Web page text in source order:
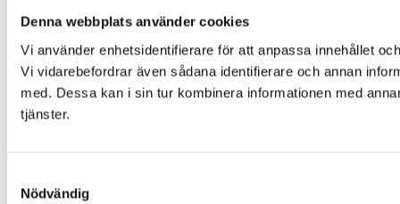
Denna webbplats använder cookies
Vi använder enhetsidentifierare för att anpassa innehållet
Vi vidarebefordrar även sådana identifierare och annan
med. Dessa kan i sin tur kombinera informationen med
tjänster.
Nödvändig